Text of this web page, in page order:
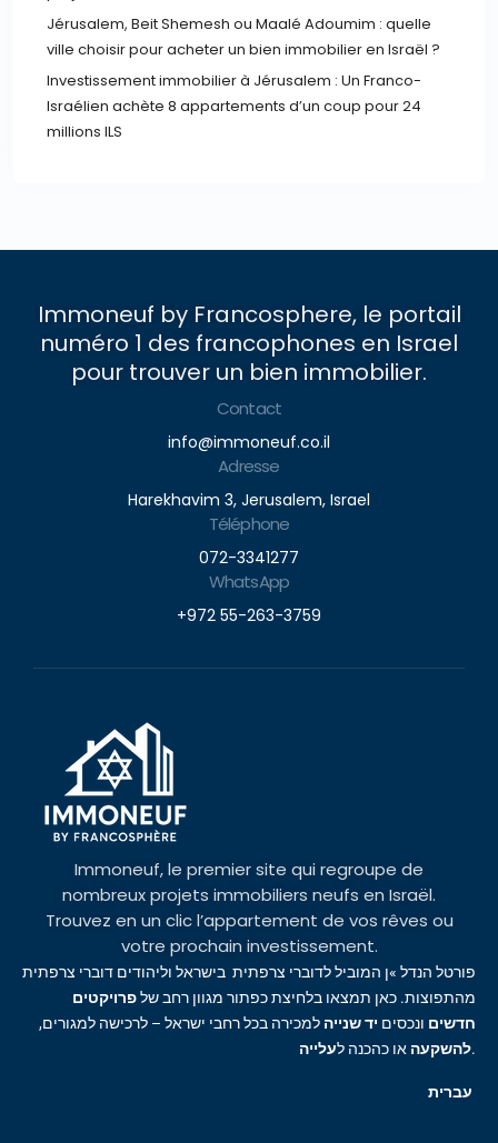
Jérusalem, Beit Shemesh ou Maalé Adoumim : quelle
ville choisir pour acheter un bien immobilier en Israël ?
Investissement immobilier à Jérusalem : Un Franco-
Israélien achète 8 appartements d’un coup pour 24
millions ILS
Immoneuf by Francosphere, le portail
numéro 1 des francophones en Israel
pour trouver un bien immobilier.
Contact
info@immoneuf.co.il
Adresse
Harekhavim 3, Jerusalem, Israel
Téléphone
072-3341277
WhatsApp
+972 55-263-3759
Immoneuf, le premier site qui regroupe de
nombreux projets immobiliers neufs en Israël.
Trouvez en un clic l’appartement de vos rêves ou
votre prochain investissement.
פורטל הנדל »ן המוביל לדוברי צרפתית בישראל וליהודים דוברי צרפתית
מהתפוצות. כאן תמצאו בלחיצת כפתור מגוון רחב שלפרויקטים
חדשים ונכסים יד שנייה למכירה בכל רחבי ישראל – לרכישה למגורים,
להשקעה או כהכנה לעלייה .